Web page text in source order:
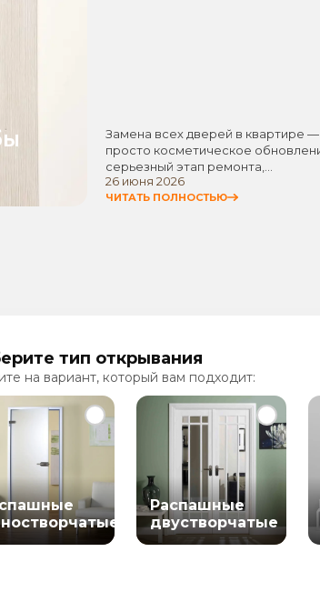
Замена всех дверей в квартире —
просто косметическое
серьезный этап ремонта,…
26 июня 2026
ЧИТАТЬ ПОЛНОСТЬЮ
тип открывания
на вариант, который вам подходит:
Распашные
двустворчатые